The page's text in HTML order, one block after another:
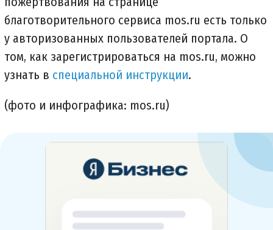
благотворительного сервиса mos.ru есть только
у авторизованных пользователей портала. О
том, как зарегистрироваться на mos.ru, можно
узнать в специальной инструкции.
(фото и инфографика: mos.ru)